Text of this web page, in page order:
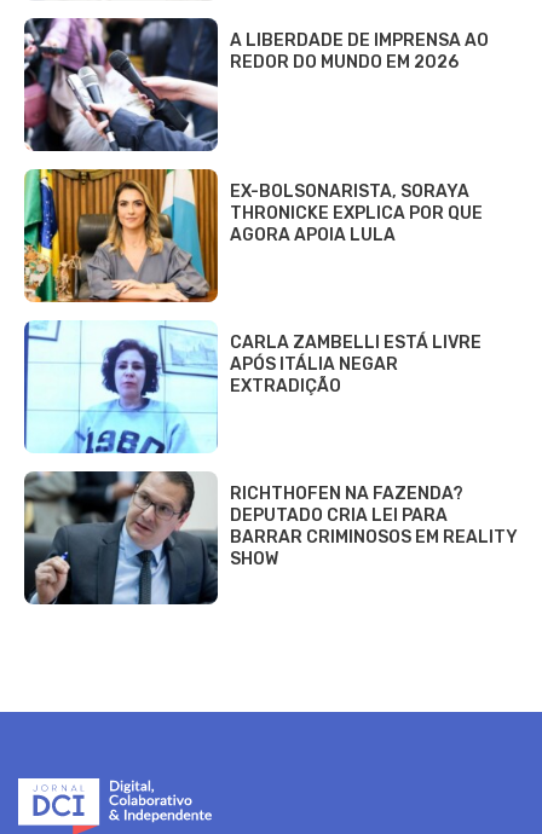
A LIBERDADE DE IMPRENSA AO
REDOR DO MUNDO EM 2026
EX-BOLSONARISTA, SORAYA
THRONICKE EXPLICA POR QUE
AGORA APOIA LULA
CARLA ZAMBELLI ESTÁ LIVRE
APÓS ITÁLIA NEGAR
EXTRADIÇÃO
RICHTHOFEN NA FAZENDA?
DEPUTADO CRIA LEI PARA
BARRAR CRIMINOSOS EM REALITY
SHOW